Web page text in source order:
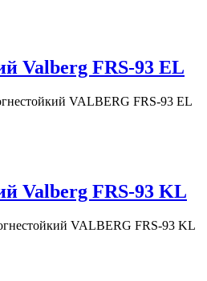
Valberg FRS-93 EL
VALBERG FRS-93 EL
Valberg FRS-93 KL
VALBERG FRS-93 KL